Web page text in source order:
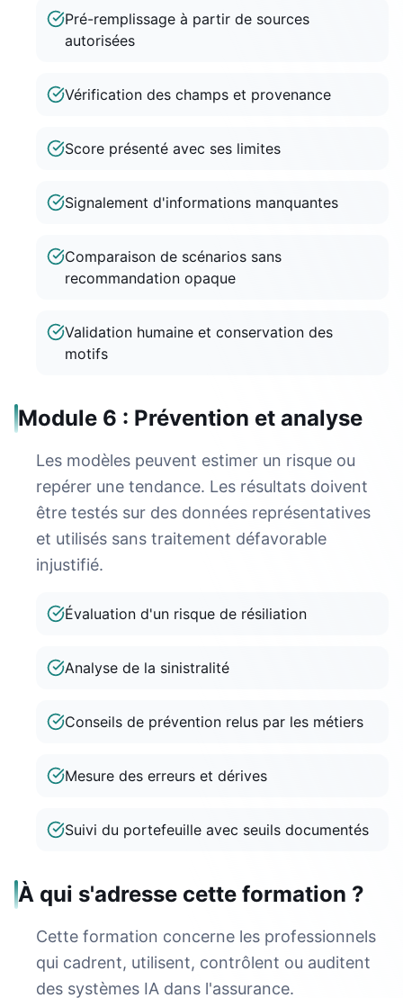
Pré-remplissage à partir de sources
autorisées
Vérification des champs et provenance
Score présenté avec ses limites
Signalement d'informations manquantes
Comparaison de scénarios sans
recommandation opaque
Validation humaine et conservation des
motifs
Module 6 : Prévention et analyse
Les modèles peuvent estimer un risque ou
repérer une tendance. Les résultats doivent
être testés sur des données représentatives
et utilisés sans traitement défavorable
injustifié.
Évaluation d'un risque de résiliation
Analyse de la sinistralité
Conseils de prévention relus par les métiers
Mesure des erreurs et dérives
Suivi du portefeuille avec seuils documentés
À qui s'adresse cette formation ?
Cette formation concerne les professionnels
qui cadrent, utilisent, contrôlent ou auditent
des systèmes IA dans l'assurance.